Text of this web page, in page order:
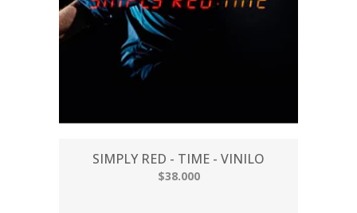
SIMPLY RED - TIME - VINILO
$38.000